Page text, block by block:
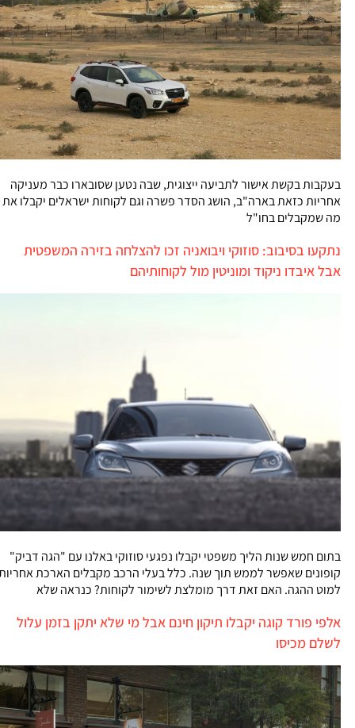
בעקבות בקשת אישור לתביעה ייצוגית, שבה נטען שסובארו כבר מעניקה
אחריות כזאת בארה"ב, הושג הסדר פשרה וגם לקוחות ישראלים יקבלו את
מה שמקבלים בחו"ל
נתקעו בסיבוב: סוזוקי ויבואניה זכו להצלחה בזירה המשפטית
אבל איבדו ניקוד ומוניטין מול לקוחותיהם
בתום חמש שנות הליך משפטי יקבלו נפגעי סוזוקי באלנו עם "הגה דביק"
קופונים שאפשר לממש תוך שנה. כלל בעלי הרכב מקבלים הארכת אחריות
למוט ההגה. האם זאת דרך מומלצת לשימור לקוחות? כנראה שלא
אלפי פורד קוגה יקבלו תיקון חינם אבל מי שלא יתקן בזמן עלול
לשלם מכיסו